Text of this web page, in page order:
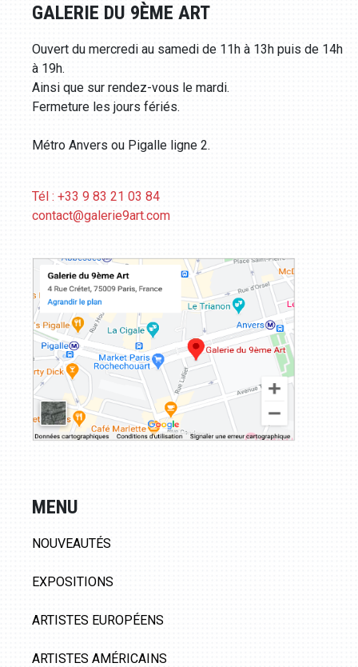
GALERIE DU 9ÈME ART
Ouvert du mercredi au samedi de 11h à 13h puis de 14h
à 19h.
Ainsi que sur rendez-vous le mardi.
Fermeture les jours fériés.
Métro Anvers ou Pigalle ligne 2.
Tél : +33 9 83 21 03 84
contact@galerie9art.com
MENU
NOUVEAUTÉS
EXPOSITIONS
ARTISTES EUROPÉENS
ARTISTES AMÉRICAINS